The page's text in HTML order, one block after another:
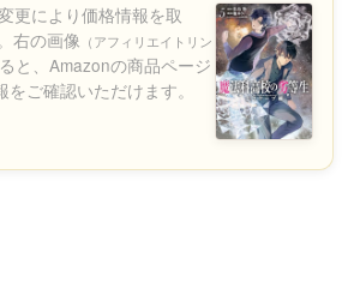
更により価格情報を取
右の画像 （アフィリエイトリン
と、Amazonの商品ページ
ご確認いただけます。